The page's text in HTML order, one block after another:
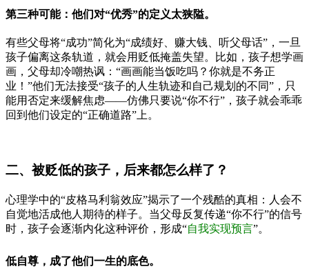
第三种可能：他们对“优秀”的定义太狭隘。
有些父母将“成功”简化为“成绩好、赚大钱、听父母话”，一旦
孩子偏离这条轨道，就会用贬低掩盖失望。比如，孩子想学画
画，父母却冷嘲热讽：“画画能当饭吃吗？你就是不务正
业！”他们无法接受“孩子的人生轨迹和自己规划的不同”，只
能用否定来缓解焦虑——仿佛只要说“你不行”，孩子就会乖乖
回到他们设定的“正确道路”上。
二、被贬低的孩子，后来都怎么样了？
心理学中的“皮格马利翁效应”揭示了一个残酷的真相：人会不
自觉地活成他人期待的样子。当父母反复传递“你不行”的信号
时，孩子会逐渐内化这种评价，形成“自我实现预言”。
低自尊，成了他们一生的底色。